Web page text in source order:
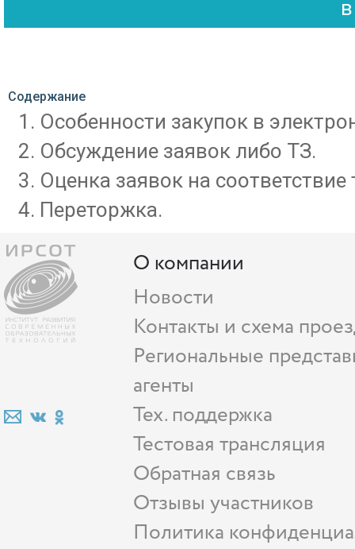
Содержание
Особенности закупок в
Обсуждение заявок либо ТЗ.
Оценка заявок на
Переторжка.
О компании
Новости
Контакты и схема
Региональные
агенты
Тех. поддержка
Тестовая трансляция
Обратная связь
Отзывы участников
Политика